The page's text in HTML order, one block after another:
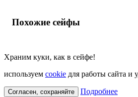
Похожие сейфы
Храним куки, как в сейфе!
используем cookie для работы сайта и
Согласен, сохраняйте Подробнее